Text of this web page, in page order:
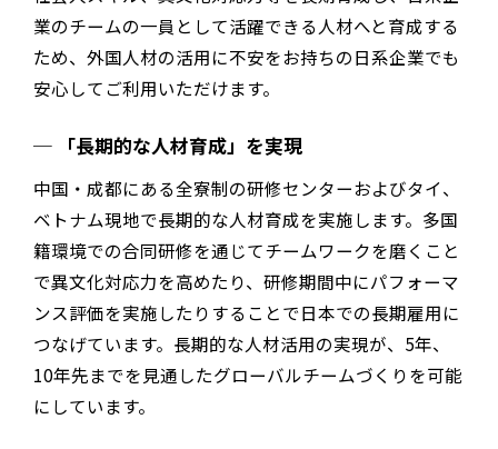
業のチームの一員として活躍できる人材へと育成する
ため、外国人材の活用に不安をお持ちの日系企業でも
安心してご利用いただけます。
「長期的な人材育成」を実現
中国・成都にある全寮制の研修センターおよびタイ、
ベトナム現地で長期的な人材育成を実施します。多国
籍環境での合同研修を通じてチームワークを磨くこと
で異文化対応力を高めたり、研修期間中にパフォーマ
ンス評価を実施したりすることで日本での長期雇用に
つなげています。長期的な人材活用の実現が、5年、
10年先までを見通したグローバルチームづくりを可能
にしています。